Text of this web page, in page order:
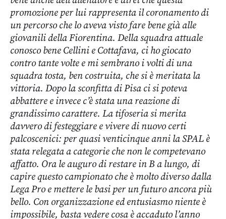
promozione per lui rappresenta il coronamento di
un percorso che lo aveva visto fare bene già alle
giovanili della Fiorentina. Della squadra attuale
conosco bene Cellini e Cottafava, ci ho giocato
contro tante volte e mi sembrano i volti di una
squadra tosta, ben costruita, che si è meritata la
vittoria. Dopo la sconfitta di Pisa ci si poteva
abbattere e invece c’è stata una reazione di
grandissimo carattere. La tifoseria si merita
davvero di festeggiare e vivere di nuovo certi
palcoscenici: per quasi venticinque anni la SPAL è
stata relegata a categorie che non le competevano
affatto. Ora le auguro di restare in B a lungo, di
capire questo campionato che è molto diverso dalla
Lega Pro e mettere le basi per un futuro ancora più
bello. Con organizzazione ed entusiasmo niente è
impossibile, basta vedere cosa è accaduto l’anno